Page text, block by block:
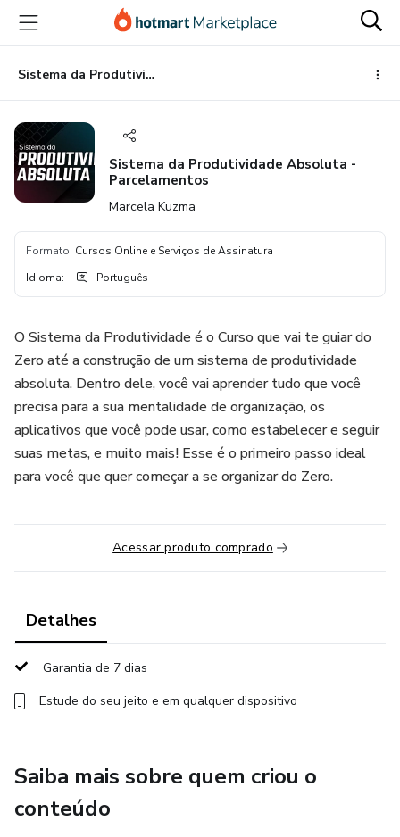
para
conteúdo
principal
para
pagamento
para
rodapé
Sistema da Produtividade Absoluta - Parcelamentos
Sistema da Produtividade Absoluta -
Parcelamentos
Marcela Kuzma
Formato: Cursos Online e Serviços de Assinatura
Idioma: Português
O Sistema da Produtividade é o Curso que vai te guiar do
Zero até a construção de um sistema de produtividade
absoluta. Dentro dele, você vai aprender tudo que você
precisa para a sua mentalidade de organização, os
aplicativos que você pode usar, como estabelecer e seguir
suas metas, e muito mais! Esse é o primeiro passo ideal
para você que quer começar a se organizar do Zero.
Acessar produto comprado
Detalhes
Garantia de 7 dias
Estude do seu jeito e em qualquer dispositivo
Saiba mais sobre quem criou o
conteúdo